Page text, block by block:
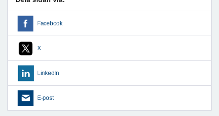
Facebook
X
LinkedIn
E-post